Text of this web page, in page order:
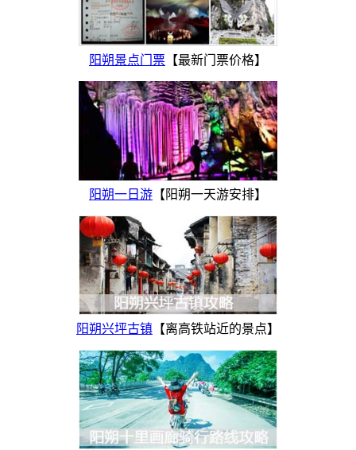
阳朔景点门票 【最新门票价格】
阳朔一日游 【阳朔一天游安排】
阳朔兴坪古镇 【离高铁站近的景点】